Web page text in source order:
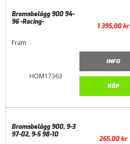
HOM17363
Bromsbelägg 900 94-
96 -Racing-
Fram
1 395,00kr
INFO
KÖP
Bromsbelägg 900, 9-3
97-02, 9-5 98-10
265,00kr